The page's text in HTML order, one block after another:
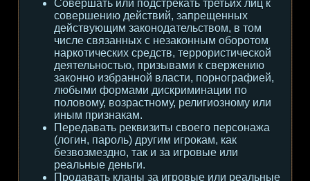
Совершать или подстрекать третьих лиц к
совершению действий, запрещенных
действующим законодательством, в том
числе связанных с незаконным оборотом
наркотических средств, террористической
деятельностью, призывами к свержению
законно избранной власти, порнографией,
любыми формами дискриминации по
половому, возрастному, религиозному или
иным признакам.
Передавать реквизиты своего персонажа
(логин, пароль) другим игрокам, как
безвозмездно, так и за игровые или
реальные деньги.
Продавать кланы за игровые или реальные